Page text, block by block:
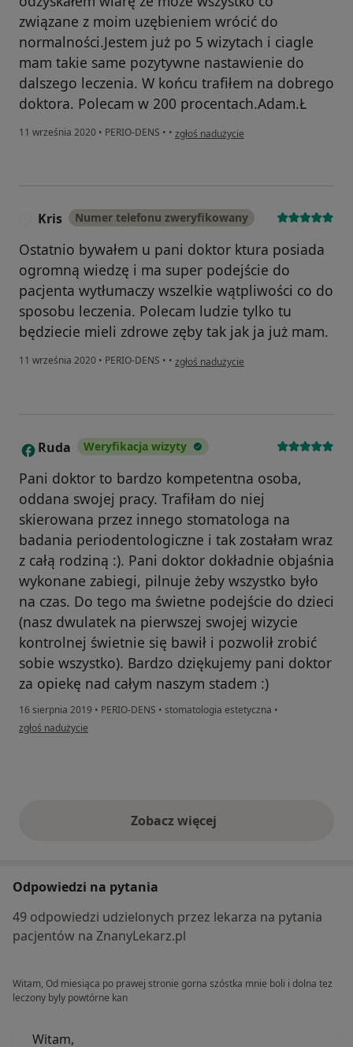
związane z moim uzębieniem wrócić do
normalności.Jestem już po 5 wizytach i ciagle
mam takie same pozytywne nastawienie do
dalszego leczenia. W końcu trafiłem na dobrego
doktora. Polecam w 200 procentach.Adam.Ł
11 września 2020 • PERIO-DENS • • w opinii użytkownika Adam.Ł
zgłoś nadużycie
Kris Numer telefonu zweryfikowany
Ostatnio bywałem u pani doktor ktura posiada
ogromną wiedzę i ma super podejście do
pacjenta wytłumaczy wszelkie wątpliwości co do
sposobu leczenia. Polecam ludzie tylko tu
będziecie mieli zdrowe zęby tak jak ja już mam.
11 września 2020 • PERIO-DENS • • w opinii użytkownika Kris
zgłoś nadużycie
R Ruda Weryfikacja wizyty
Pani doktor to bardzo kompetentna osoba,
oddana swojej pracy. Trafiłam do niej
skierowana przez innego stomatologa na
badania periodentologiczne i tak zostałam wraz
z całą rodziną :). Pani doktor dokładnie objaśnia
wykonane zabiegi, pilnuje żeby wszystko było
na czas. Do tego ma świetne podejście do dzieci
(nasz dwulatek na pierwszej swojej wizycie
kontrolnej świetnie się bawił i pozwolił zrobić
sobie wszystko). Bardzo dziękujemy pani doktor
za opiekę nad całym naszym stadem :)
16 sierpnia 2019 • PERIO-DENS • stomatologia estetyczna •
w opinii użytkownika Ruda
zgłoś nadużycie
Zobacz więcejopinie powyżej
Odpowiedzi na pytania
49 odpowiedzi udzielonych przez lekarza na pytania
pacjentów na ZnanyLekarz.pl
Witam, Od miesiąca po prawej stronie gorna szóstka mnie boli i dolna tez
leczony byly powtórne kan
Witam,